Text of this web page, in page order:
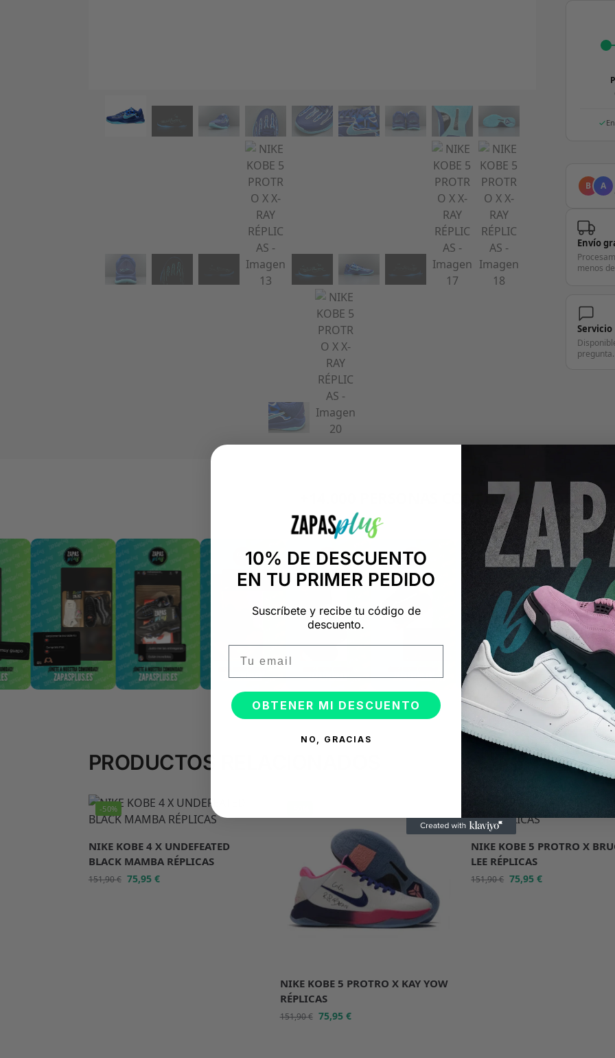
B A
Envío
menos
Servicio
pregunta.
+14.000 PERSONAS CONFÍAN EN
"Consulta nuestras reseñas y compruébalo tú mismo"
PRODUCTOS RELACIONADOS
-50%
NIKE KOBE 4 X UNDEFEATED
BLACK MAMBA RÉPLICAS
151,90€ 75,95 €
NIKE KOBE 5 PROTRO X KAY YOW
RÉPLICAS
151,90€ 75,95 €
NIKE KOBE 5 PROTRO X
LEE RÉPLICAS
151,90€ 75,95€
10% DE DESCUENTO
EN TU PRIMER PEDIDO
Suscríbete y recibe tu código de
descuento.
OBTENER MI DESCUENTO
NO, GRACIAS